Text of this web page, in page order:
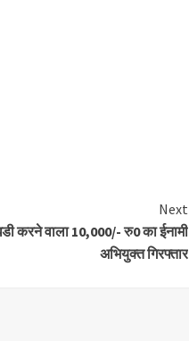
Next
करने वाला 10,000/- रु0 का ईनामी
अभियुक्त गिरफ्तार